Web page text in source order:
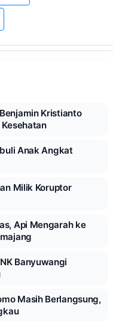
Kristianto
Anak Angkat
Milik Koruptor
Api Mengarah ke
Banyuwangi
Masih Berlangsung,